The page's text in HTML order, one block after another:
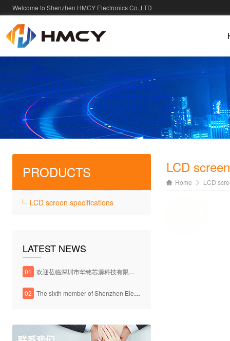
Welcome to Shenzhen HMCY Electronics Co.,LTD
PRODUCTS
LCD screen specifications
LATEST NEWS
01 欢迎莅临深圳市华铭芯源科技有限公司官方网站
02 The sixth member of Shenzhen Electronic Chamber of Commerce
LCD
Home LCD